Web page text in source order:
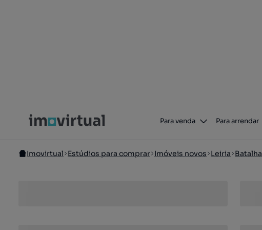
Para venda Para arrendar
Imovirtual Estúdios para comprar Imóveis novos Leiria Batalha